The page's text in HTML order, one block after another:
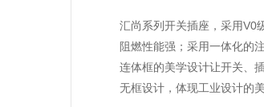
汇尚系列开关插座，采用V0
阻燃性能强；采用一体化的
连体框的美学设计让开关、
无框设计，体现工业设计的美